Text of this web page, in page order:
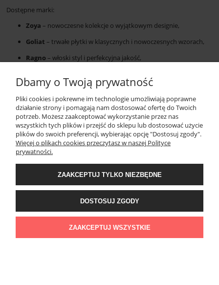
Dostępne marki:
Zoya – nowoczesne kolekcje o wyjątkowym designie,
Goliat – trwałe płytki w klasycznych i nowoczesnych wzorach,
Ragno – włoski styl i perfekcyjna jakość,
betonu.
Podsumowanie – płytki tarasowe
dopasowane do Twoich potrzeb
Bez względu na to, czy urządzasz przydomowytaras, nowoczesny
balkon, czy planujesz stworzenie ścieżki ogrodowej –płytki tarasowe
zewnętrznez naszej oferty spełnią Twoje oczekiwania. Znajdziesz u
gres tarasowy 2 cm,
płyty betonowe i gresowedo zastosowań zewnętrznych,
Dbamy o Twoją prywatność
Pliki cookies i pokrewne im technologie umożliwiają poprawne
działanie strony i pomagają nam dostosować ofertę do Twoich
potrzeb. Możesz zaakceptować wykorzystanie przez nas
wszystkich tych plików i przejść do sklepu lub dostosować użycie
plików do swoich preferencji, wybierając opcję "Dostosuj zgody".
Więcej o plikach cookies przeczytasz w naszej Polityce
prywatności.
ZAAKCEPTUJ TYLKO NIEZBĘDNE
DOSTOSUJ ZGODY
ZAAKCEPTUJ WSZYSTKIE